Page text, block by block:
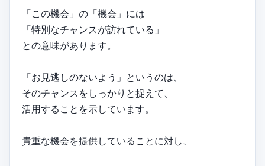
「この機会」の「機会」には
「特別なチャンスが訪れている」
との意味があります。
「お見逃しのないよう」というのは、
そのチャンスをしっかりと捉えて、
活用することを示しています。
貴重な機会を提供していることに対し、